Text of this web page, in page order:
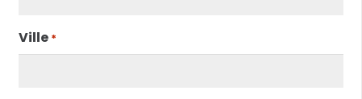
Ville *